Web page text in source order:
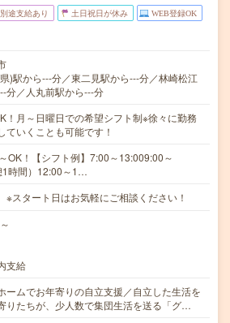
途支給あり 土日祝日が休み WEB登録OK
)駅から---分／東二見駅から---分／林崎松江
分／人丸前駅から---分
！月～日曜日での希望シフト制※徐々に勤務
ていくことも可能です！
OK！【シフト例】7:00～13:009:00～
1時間）12:00～1…
スタート日はお気軽にご相談ください！
支給
ームでお年寄りの自立支援／自立した生活を
りたちが、少人数で集団生活を送る「グ…